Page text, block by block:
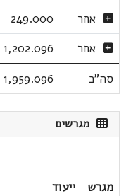
אחר 249.000
אחר
1,202.096
סה"כ
1,959.096
מגרשים
מגרש ייעוד